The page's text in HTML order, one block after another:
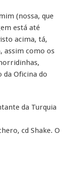
(nossa, que
está até
acima, tá,
assim como os
da Oficina do
da Turquia
cd Shake. O